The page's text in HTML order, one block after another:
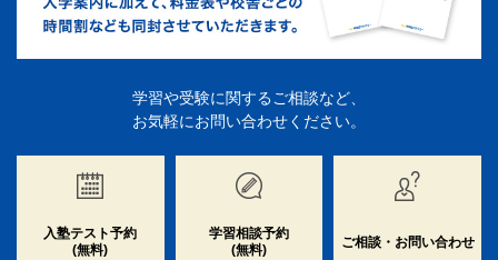
学習や受験に関するご相談など、
お気軽にお問い合わせください。
入塾テスト予約
(無料)
学習相談予約
(無料)
ご相談・お問い合わせ